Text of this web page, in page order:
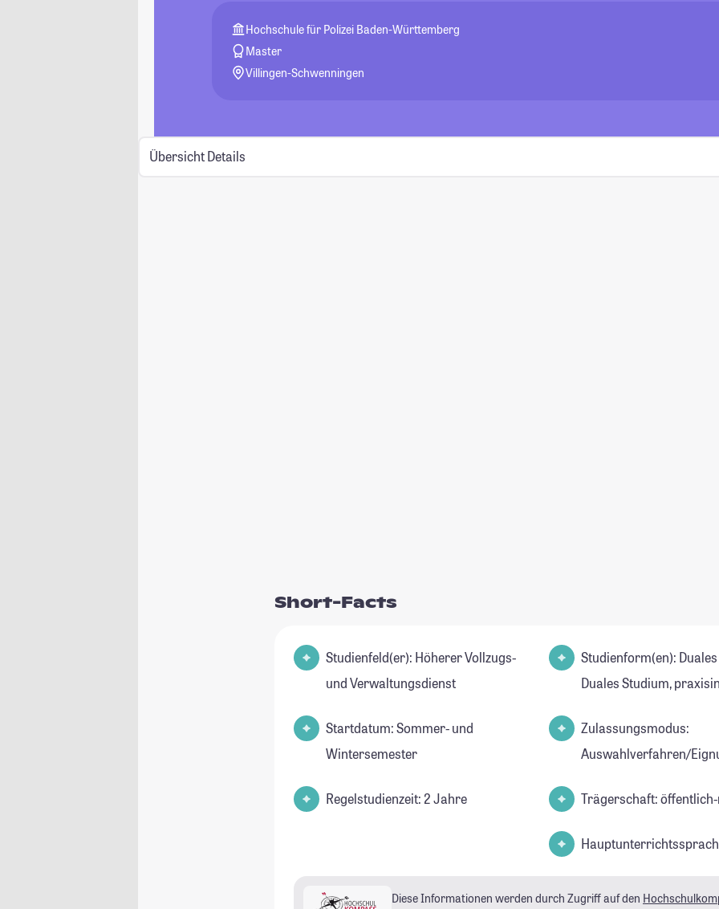
Hochschule für Polizei Baden-Württemberg
Master
Villingen-Schwenningen
Übersicht Details
Short-Facts
Studienfeld(er): Höherer Vollzugs-
und Verwaltungsdienst
Startdatum: Sommer- und
Wintersemester
Regelstudienzeit: 2 Jahre
Studienform(en):
Duales Studium,
Zulassungsmodus:
Auswahlverfahren/
Trägerschaft:
Diese Informationen werden durch Zugriff auf den